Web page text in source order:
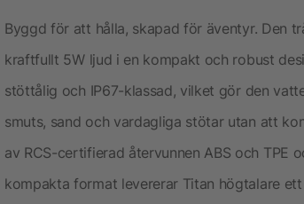
Byggd för att hålla, skapad för äventyr. Den
kraftfullt 5W ljud i en kompakt och robust
stöttålig och IP67-klassad, vilket gör den
smuts, sand och vardagliga stötar utan att
av RCS-certifierad återvunnen ABS och TPE
kompakta format levererar Titan högtalare